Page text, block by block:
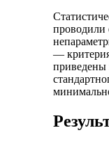
проводили
—
приведены